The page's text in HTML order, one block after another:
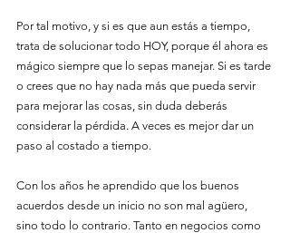
Por tal motivo, y si es que aun estás a tiempo,
trata de solucionar todo HOY, porque él ahora es
mágico siempre que lo sepas manejar. Si es tarde
o crees que no hay nada más que pueda servir
para mejorar las cosas, sin duda deberás
considerar la pérdida. A veces es mejor dar un
paso al costado a tiempo.
Con los años he aprendido que los buenos
acuerdos desde un inicio no son mal agüero,
sino todo lo contrario. Tanto en negocios como